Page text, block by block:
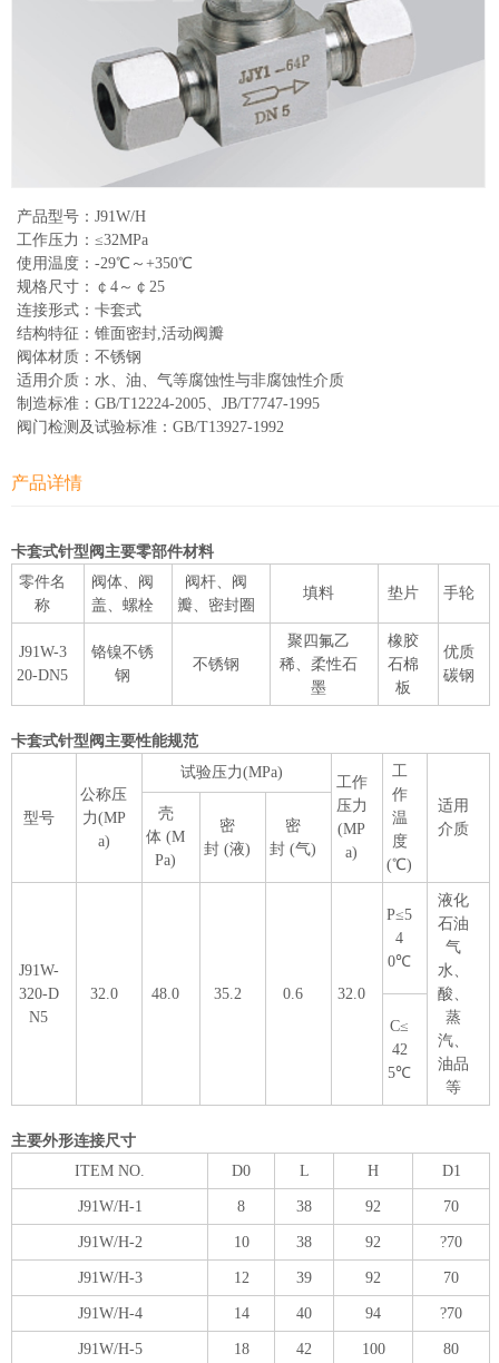
产品型号：J91W/H
工作压力：≤32MPa
使用温度：-29℃～+350℃
规格尺寸：￠4～￠25
连接形式：卡套式
结构特征：锥面密封,活动阀瓣
阀体材质：不锈钢
适用介质：水、油、气等腐蚀性与非腐蚀性介质
制造标准：GB/T12224-2005、JB/T7747-1995
阀门检测及试验标准：GB/T13927-1992
产品详情
卡套式针型阀主要零部件材料
零件名
称
阀体、阀
盖、螺栓
阀杆、阀
瓣、密封圈
填料 垫片 手轮
J91W-3
20-DN5
铬镍不锈
钢
不锈钢
聚四氟乙
稀、柔性石
墨
橡胶
石棉
板
优质
碳钢
卡套式针型阀主要性能规范
型号
公称压
力(MP
a)
试验压力(MPa)
工作
压力
(MP
a)
工
作
温
度
(℃)
适用
介质
壳
体 (M
Pa)
密
封 (液)
密
封 (气)
J91W-
320-D
N5
32.0 48.0 35.2 0.6 32.0
P≤5
4
0℃
液化
石油
气
水、
酸、
蒸
汽、
油品
等
C≤
42
5℃
主要外形连接尺寸
ITEM NO.
D0 L H D1
J91W/H-1 8 38 92 70
J91W/H-2 10 38 92 ?70
J91W/H-3 12 39 92 70
J91W/H-4 14 40 94 ?70
J91W/H-5 18 42 100 80